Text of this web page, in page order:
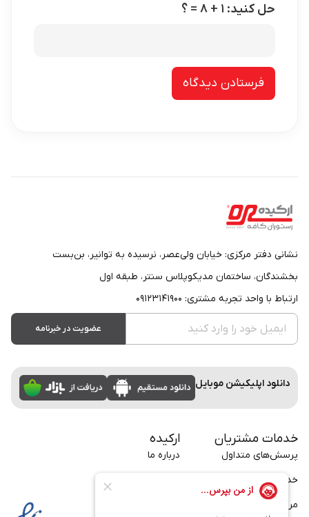
حل کنید: ۱ + ۸ = ؟
نشانی دفتر مرکزی: خیابان ولی‌عصر، نرسیده به توانیر، بن‌بست
بخشندگان، ساختمان مدیکوپلاس سنتر، طبقه اول
ارتباط با واحد تجربه مشتری: ۰۹۱۲۳۱۴۱۹۰۰
عضویت در خبرنامه
دانلود اپلیکیشن موبایل
خدمات مشتریان
پرسش‌های متداول
خدمات سازمانی
مراسم
ارکیده
درباره ما